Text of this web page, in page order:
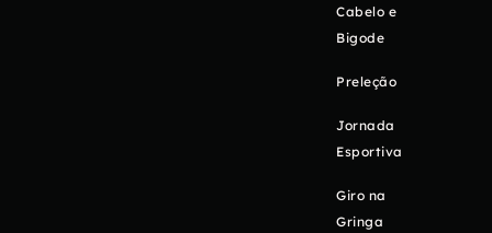
Cabelo e
Bigode
Preleção
Jornada
Esportiva
Giro na
Gringa